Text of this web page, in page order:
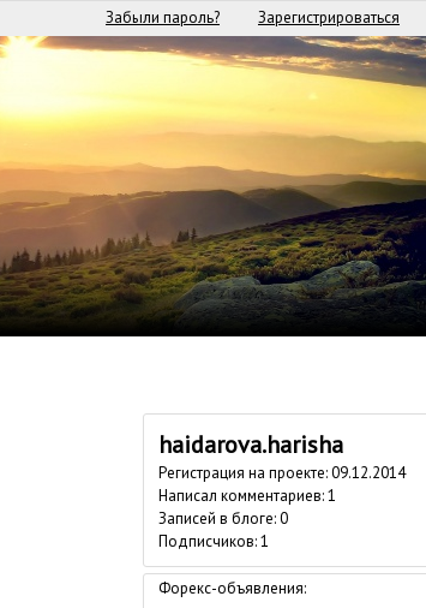
Забыли пароль? Зарегистрироваться
haidarova.harisha
Регистрация на проекте: 09.12.2014
Написал комментариев: 1
Записей в блоге: 0
Подписчиков:1
Форекс-объявления: